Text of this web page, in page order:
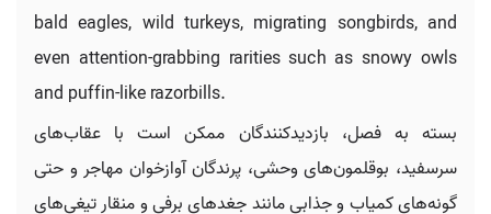
bald eagles, wild turkeys, migrating songbirds, and
even attention-grabbing rarities such as snowy owls
and puffin-like razorbills.
بسته به فصل، بازدیدکنندگان ممکن است با عقاب‌های
سرسفید، بوقلمون‌های وحشی، پرندگان آوازخوان مهاجر و حتی
گونه‌های کمیاب و جذابی مانند جغدهای برفی و منقار تیغی‌های